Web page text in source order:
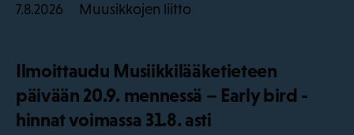
7.8.2026 Muusikkojen liitto
Ilmoittaudu Musiikkilääketieteen
päivään 20.9. mennessä – Early bird -
hinnat voimassa 31.8. asti